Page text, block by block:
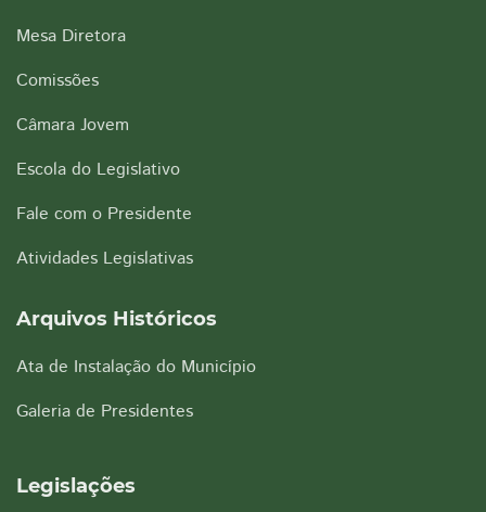
Mesa Diretora
Comissões
Câmara Jovem
Escola do Legislativo
Fale com o Presidente
Atividades Legislativas
Arquivos Históricos
Ata de Instalação do Município
Galeria de Presidentes
Legislações